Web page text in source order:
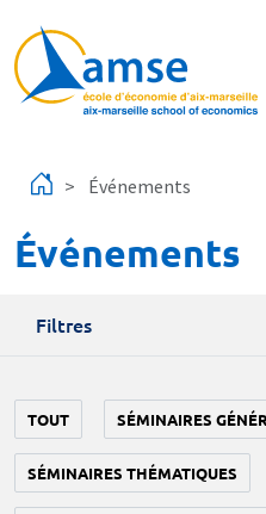
Événements
Événements
Filtres
TOUT SÉMINAIRES
SÉMINAIRES THÉMATIQUES